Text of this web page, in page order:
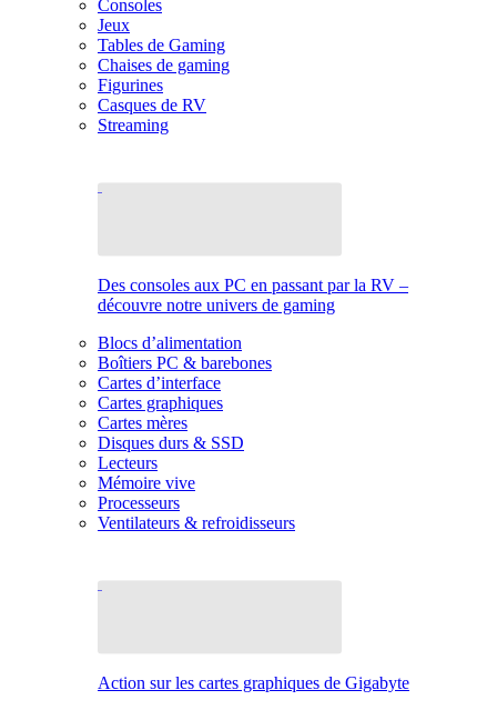
Consoles
Jeux
Tables de Gaming
Chaises de gaming
Figurines
Casques de RV
Streaming
Des consoles aux PC en passant par la RV –
découvre notre univers de gaming
Blocs d’alimentation
Boîtiers PC & barebones
Cartes d’interface
Cartes graphiques
Cartes mères
Disques durs & SSD
Lecteurs
Mémoire vive
Processeurs
Ventilateurs & refroidisseurs
Action sur les cartes graphiques de Gigabyte